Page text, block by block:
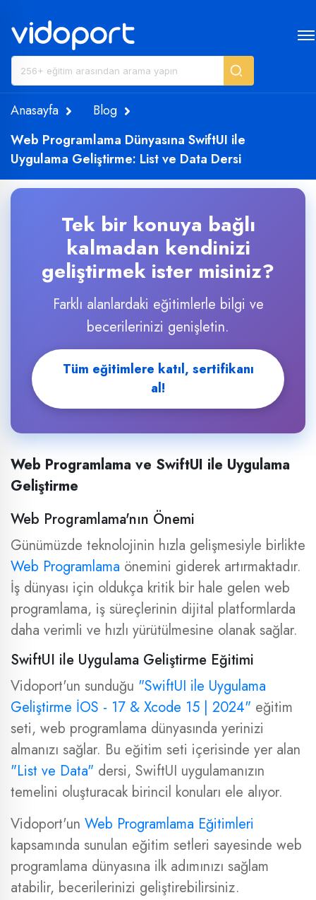
Anasayfa
Blog
Web Programlama Dünyasına SwiftUI ile
Uygulama Geliştirme: List ve Data Dersi
Tek bir konuya bağlı
kalmadan kendinizi
geliştirmek ister misiniz?
Farklı alanlardaki eğitimlerle bilgi ve
becerilerinizi genişletin.
Tüm eğitimlere katıl, sertifikanı
al!
Web Programlama ve SwiftUI ile Uygulama
Geliştirme
Web Programlama'nın Önemi
Günümüzde teknolojinin hızla gelişmesiyle birlikte
Web Programlama önemini giderek artırmaktadır.
İş dünyası için oldukça kritik bir hale gelen web
programlama, iş süreçlerinin dijital platformlarda
daha verimli ve hızlı yürütülmesine olanak sağlar.
SwiftUI ile Uygulama Geliştirme Eğitimi
Vidoport'un sunduğu "SwiftUI ile Uygulama
Geliştirme İOS - 17 & Xcode 15 | 2024" eğitim
seti, web programlama dünyasında yerinizi
almanızı sağlar. Bu eğitim seti içerisinde yer alan
"List ve Data" dersi, SwiftUI uygulamanızın
temelini oluşturacak birincil konuları ele alıyor.
Vidoport'un Web Programlama Eğitimleri
kapsamında sunulan eğitim setleri sayesinde web
programlama dünyasına ilk adımınızı sağlam
atabilir, becerilerinizi geliştirebilirsiniz.